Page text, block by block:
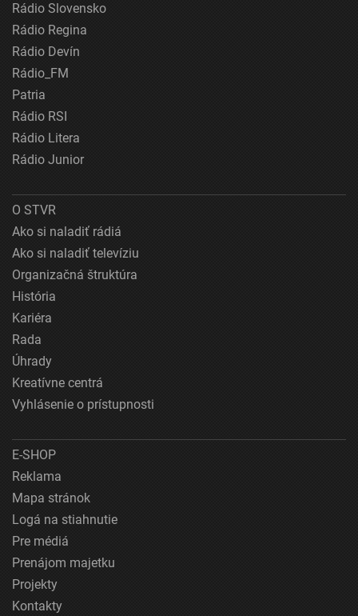
Rádio Slovensko
Rádio Regina
Rádio Devín
Rádio_FM
Patria
Rádio RSI
Rádio Litera
Rádio Junior
O STVR
Ako si naladiť rádiá
Ako si naladiť televíziu
Organizačná štruktúra
História
Kariéra
Rada
Úhrady
Kreatívne centrá
Vyhlásenie o prístupnosti
E-SHOP
Reklama
Mapa stránok
Logá na stiahnutie
Pre médiá
Prenájom majetku
Projekty
Kontakty